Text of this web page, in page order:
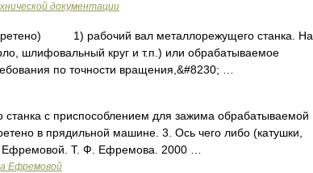
документации
1) рабочий вал металлорежущего станка. На
шлифовальный круг и т.п.) или обрабатываемое
по точности вращения,&#8230; …
с приспособлением для зажима обрабатываемой
в прядильной машине. 3. Ось чего либо (катушки,
Ефремовой. Т. Ф. Ефремова. 2000 …
Ефремовой